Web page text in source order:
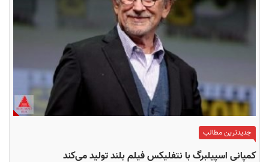
جدیدترین مطالب
کمپانی اسپیلبرگ با نتفلیکس فیلم بلند تولید می‌کند